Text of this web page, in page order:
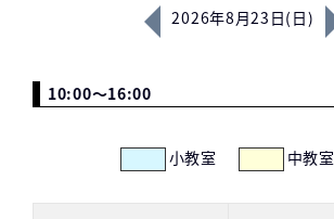
2026年8月23日(日)
10:00～16:00
小教室 中教室